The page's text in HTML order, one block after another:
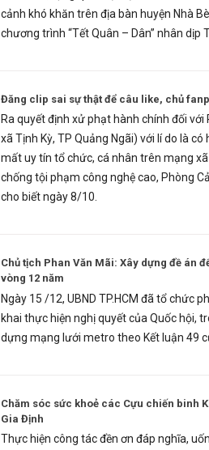
cảnh khó khăn trên địa bàn huyện Nhà
chương trình “Tết Quân – Dân” nhân dịp
Đăng clip sai sự thật để câu like, chủ
Ra quyết định xử phạt hành chính đối
xã Tịnh Kỳ, TP Quảng Ngãi) với lí do là
mất uy tín tổ chức, cá nhân trên mạng
chống tội phạm công nghệ cao, Phòng
cho biết ngày 8/10.
Chủ tịch Phan Văn Mãi: Xây dựng đề án
vòng 12 năm
Ngày 15 /12, UBND TP.HCM đã tổ chức
khai thực hiện nghị quyết của Quốc hội,
dựng mạng lưới metro theo Kết luận 49
Chăm sóc sức khoẻ các Cựu chiến binh
Gia Định
Thực hiện công tác đền ơn đáp nghĩa,